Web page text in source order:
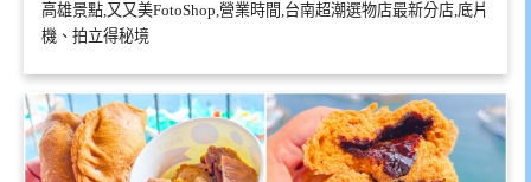
高雄景點,又又美FotoShop,營業時間,台南超潮選物店最新分店,底片
機、拍立得秘境